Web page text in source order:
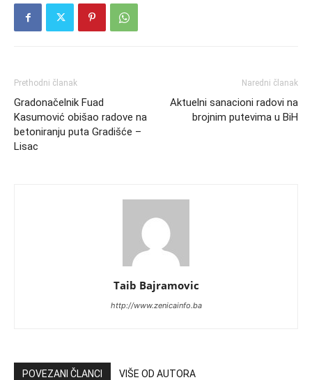
Prethodni članak
Gradonačelnik Fuad
Kasumović obišao radove na
betoniranju puta Gradišće –
Lisac
Naredni članak
Aktuelni sanacioni radovi na
brojnim putevima u BiH
Taib Bajramovic
http://www.zenicainfo.ba
POVEZANI ČLANCI VIŠE OD AUTORA